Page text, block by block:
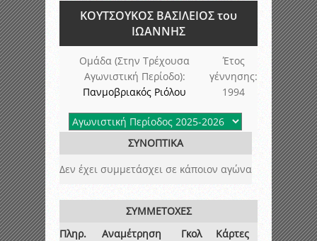
ΚΟΥΤΣΟΥΚΟΣ ΒΑΣΙΛΕΙΟΣ του
ΙΩΑΝΝΗΣ
Ομάδα (Στην Τρέχουσα
Αγωνιστική Περίοδο):
Πανμοβριακός Ριόλου
Έτος
γέννησης:
1994
ΣΥΝΟΠΤΙΚΑ
Δεν έχει συμμετάσχει σε κάποιον αγώνα
ΣΥΜΜΕΤΟΧΕΣ
Πληρ.
Αναμέτρηση Γκολ
Κάρτες